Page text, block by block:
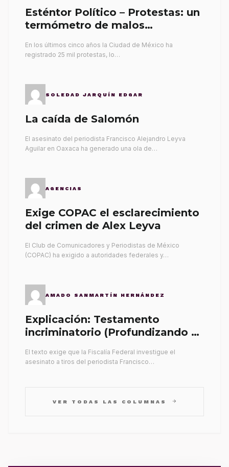
Esténtor Político – Protestas: un
termómetro de malos
En los últimos cinco años la Ciudad de México ha
registrado 25 mil protestas, lo…
SOLEDAD JARQUÍN EDGAR
La caída de Salomón
El asesinato del periodista Francisco Alejandro Leyva
Aguilar en Oaxaca ha generado una ola de…
AGENCIAS
Exige COPAC el esclarecimiento
del crimen de Alex Leyva
El Club de Comunicadores y Periodistas de México
(COPAC) ha exigido a autoridades federales y…
AMADO SANMARTÍN HERNÁNDEZ
Explicación: Testamento
incriminatorio (Profundizando su
El texto exige que la Fiscalía Federal investigue el
asesinato a tiros del periodista Francisco…
VER TODAS LAS COLUMNAS arrow_forward